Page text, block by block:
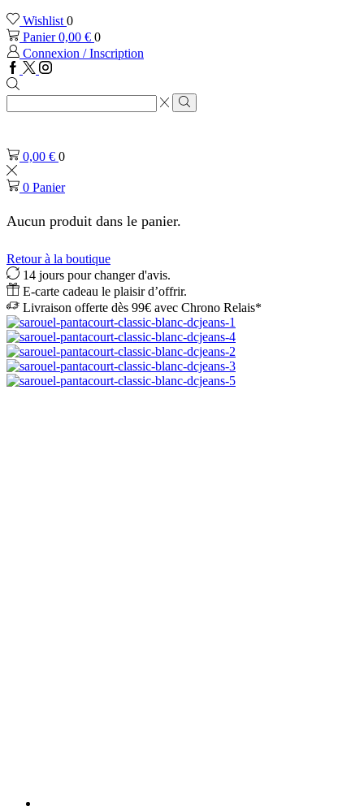
Wishlist 0
Panier0,00 € 0
Connexion / Inscription
Facebook
TwitterInstagram
Zone
de
recherche
Rechercher
0,00 € 0
0 Panier
Aucun produit dans le panier.
Retour à la boutique
14 jours pour changer d'avis.
E-carte cadeau le plaisir d’offrir.
Livraison offerte dès 99€ avec Chrono Relais*